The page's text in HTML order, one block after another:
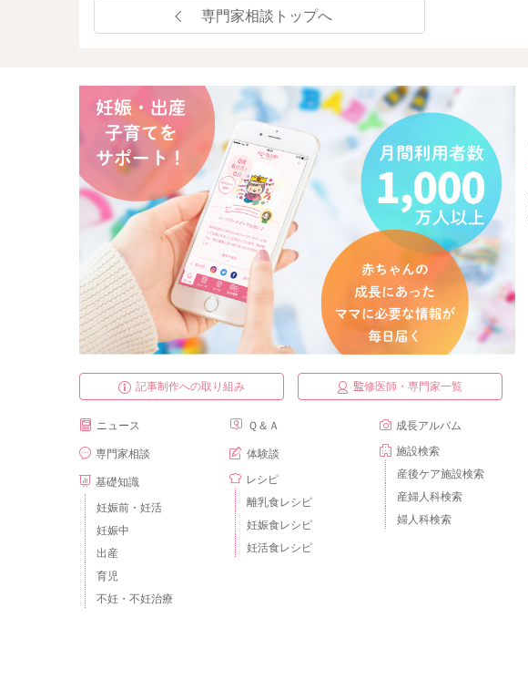
専門家相談トップへ
記事制作への取り組み 監修医師・専門家一覧
ニュース
専門家相談
基礎知識
妊娠前・妊活
妊娠中
出産
育児
不妊・不妊治療
Ｑ＆Ａ
体験談
レシピ
離乳食レシピ
妊娠食レシピ
妊活食レシピ
成長アルバム
施設検索
産後ケア施設検索
産婦人科検索
婦人科検索